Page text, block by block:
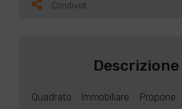
Condividi
Descrizione
Quadrato Immobiliare